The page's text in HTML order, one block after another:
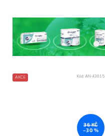
AKCE
36 KČ
–30 %
Kód: AN-43015